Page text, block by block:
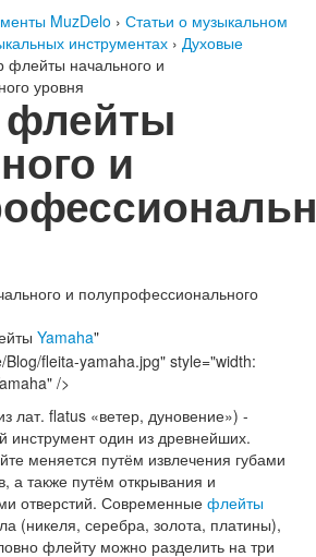
MuzDelo › Статьи о музыкальном
инструментах › Духовые
флейты начального и
уровня
и
Yamaha"
fleita-yamaha.jpg" style="width:
/>
лат. flatus «ветер, дуновение») -
инструмент один из древнейших.
меняется путём извлечения губами
а также путём открывания и
отверстий. Современные флейты
(никеля, серебра, золота, платины),
флейту можно разделить на три